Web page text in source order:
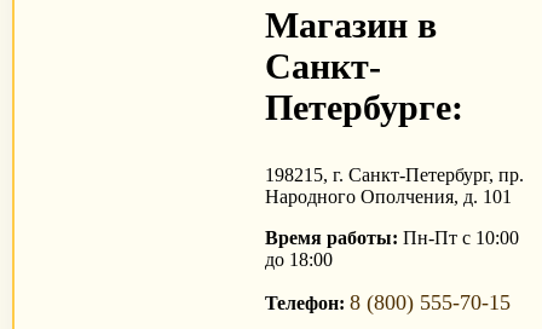
Магазин в
Санкт-
Петербурге:
198215, г. Санкт-Петербург, пр.
Народного Ополчения, д. 101
Время работы: Пн-Пт с 10:00
до 18:00
Телефон: 8 (800) 555-70-15